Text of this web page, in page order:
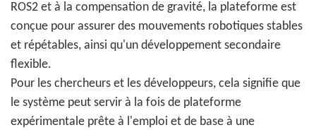
ROS2 et à la compensation de gravité, la plateforme est
conçue pour assurer des mouvements robotiques stables
et répétables, ainsi qu'un développement secondaire
flexible.
Pour les chercheurs et les développeurs, cela signifie que
le système peut servir à la fois de plateforme
expérimentale prête à l'emploi et de base à une